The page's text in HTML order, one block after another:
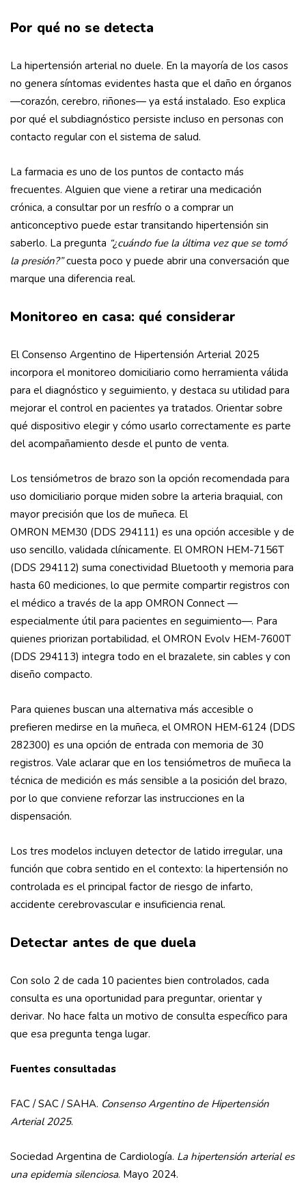
Por qué no se detecta
La hipertensión arterial no duele. En la mayoría de los casos
no genera síntomas evidentes hasta que el daño en órganos
—corazón, cerebro, riñones— ya está instalado. Eso explica
por qué el subdiagnóstico persiste incluso en personas con
contacto regular con el sistema de salud.
La farmacia es uno de los puntos de contacto más
frecuentes. Alguien que viene a retirar una medicación
crónica, a consultar por un resfrío o a comprar un
anticonceptivo puede estar transitando hipertensión sin
saberlo. La pregunta “¿cuándo fue la última vez que se tomó
la presión?”cuesta poco y puede abrir una conversación que
marque una diferencia real.
Monitoreo en casa: qué considerar
El Consenso Argentino de Hipertensión Arterial 2025
incorpora el monitoreo domiciliario como herramienta válida
para el diagnóstico y seguimiento, y destaca su utilidad para
mejorar el control en pacientes ya tratados. Orientar sobre
qué dispositivo elegir y cómo usarlo correctamente es parte
del acompañamiento desde el punto de venta.
Los tensiómetros de brazo son la opción recomendada para
uso domiciliario porque miden sobre la arteria braquial, con
mayor precisión que los de muñeca. El
OMRON MEM30 (DDS 294111) es una opción accesible y de
uso sencillo, validada clínicamente. El OMRON HEM-7156T
(DDS 294112) suma conectividad Bluetooth y memoria para
hasta 60 mediciones, lo que permite compartir registros con
el médico a través de la app OMRON Connect —
especialmente útil para pacientes en seguimiento—. Para
quienes priorizan portabilidad, el OMRON Evolv HEM-7600T
(DDS 294113) integra todo en el brazalete, sin cables y con
diseño compacto.
Para quienes buscan una alternativa más accesible o
prefieren medirse en la muñeca, el OMRON HEM-6124 (DDS
282300) es una opción de entrada con memoria de 30
registros. Vale aclarar que en los tensiómetros de muñeca la
técnica de medición es más sensible a la posición del brazo,
por lo que conviene reforzar las instrucciones en la
dispensación.
Los tres modelos incluyen detector de latido irregular, una
función que cobra sentido en el contexto: la hipertensión no
controlada es el principal factor de riesgo de infarto,
accidente cerebrovascular e insuficiencia renal.
Detectar antes de que duela
Con solo 2 de cada 10 pacientes bien controlados, cada
consulta es una oportunidad para preguntar, orientar y
derivar. No hace falta un motivo de consulta específico para
que esa pregunta tenga lugar.
Fuentes consultadas
FAC / SAC / SAHA. Consenso Argentino de Hipertensión
Arterial 2025.
Sociedad Argentina de Cardiología. La hipertensión arterial es
una epidemia silenciosa. Mayo 2024.